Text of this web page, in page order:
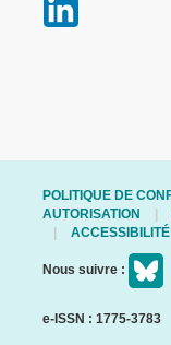
POLITIQUE DE
AUTORISATION
Nous suivre :
e-ISSN : 1775-3783